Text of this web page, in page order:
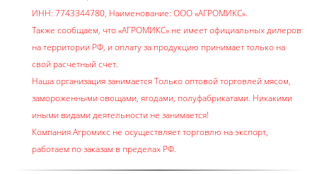
ИНН: 7743344780, Наименование: ООО «АГРОМИКС».
Также сообщаем, что «АГРОМИКС» не имеет официальных дилеров
на территории РФ, и оплату за продукцию принимает только на
свой расчетный счет.
Наша организация занимается Только оптовой торговлей мясом,
замороженными овощами, ягодами, полуфабрикатами. Никакими
иными видами деятельности не занимается!
Компания Агромикс не осуществляет торговлю на экспорт,
работаем по заказам в пределах РФ.